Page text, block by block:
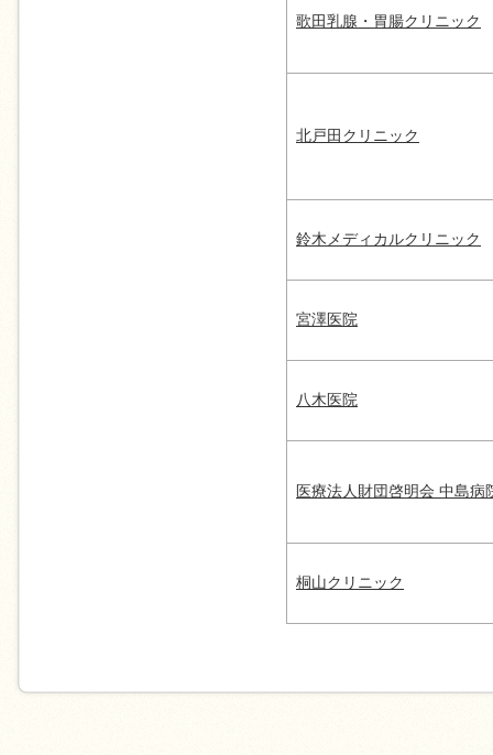
歌田乳腺・胃腸クリニック
北戸田クリニック
鈴木メディカルクリニック
宮澤医院
八木医院
医療法人財団啓明会 中島病
桐山クリニック